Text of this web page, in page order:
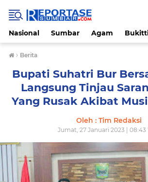
Nasional Sumbar Agam
› Berita
Bupati Suhatri Bur
Langsung Tinjau
Yang Rusak Akibat
Oleh : Tim Redaksi
Jumat, 27 Januari 2023 | 08:43